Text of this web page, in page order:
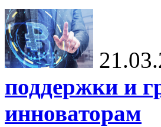
поддержки и
инноваторам